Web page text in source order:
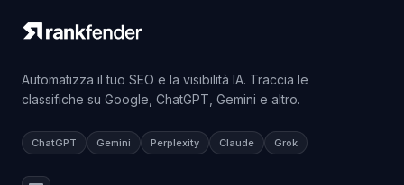
Automatizza il tuo SEO e la visibilità IA. Traccia le
classifiche su Google, ChatGPT, Gemini e altro.
ChatGPT Gemini Perplexity Claude Grok